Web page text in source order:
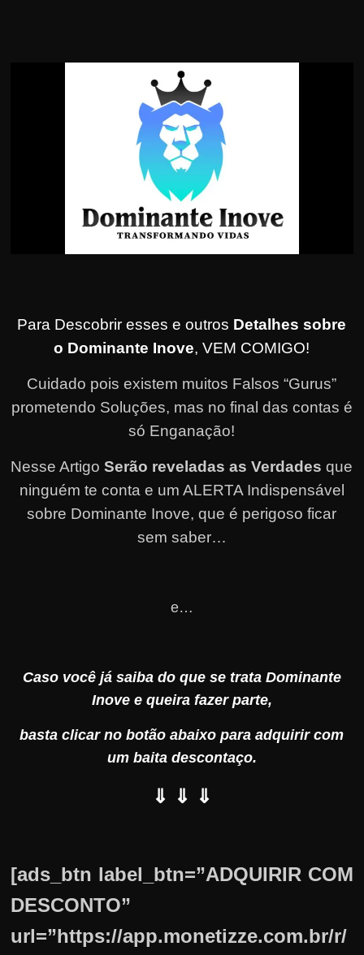
Para Descobrir esses e outros Detalhes sobre
o Dominante Inove, VEM COMIGO!
Cuidado pois existem muitos Falsos “Gurus”
prometendo Soluções, mas no final das contas é
só Enganação!
Nesse ArtigoSerão reveladas as Verdades que
ninguém te conta e um ALERTA Indispensável
sobre Dominante Inove, que é perigoso ficar
sem saber…
e…
Caso você já saiba do que se trata Dominante
Inove e queira fazer parte,
basta clicar no botão abaixo para adquirir com
um baita descontaço.
⇓ ⇓ ⇓
[ads_btn label_btn=”ADQUIRIR COM
DESCONTO”
url=”https://app.monetizze.com.br/r/